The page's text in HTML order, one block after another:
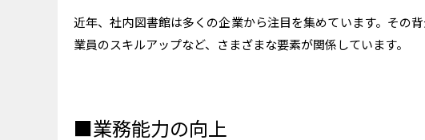
近年、社内図書館は多くの企業から注目を集めています。その
業員のスキルアップなど、さまざまな要素が関係しています。
■業務能力の向上